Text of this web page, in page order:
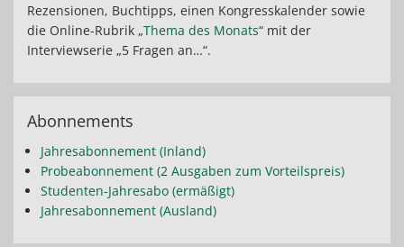
Rezensionen, Buchtipps, einen Kongresskalender sowie
die Online-Rubrik „Thema des Monats“ mit der
Interviewserie „5 Fragen an…“.
Abonnements
Jahresabonnement (Inland)
Probeabonnement (2 Ausgaben zum Vorteilspreis)
Studenten-Jahresabo (ermäßigt)
Jahresabonnement (Ausland)